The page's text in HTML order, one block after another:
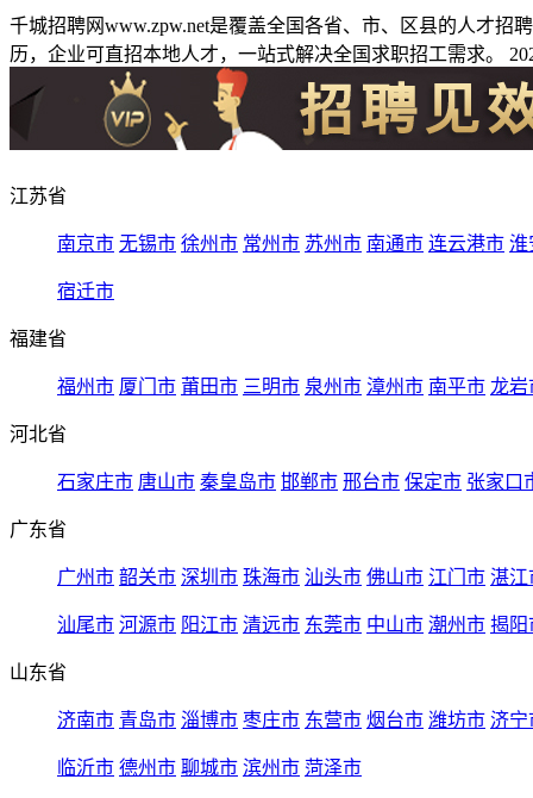
千城招聘网www.zpw.net是覆盖全国各省、市、区县的人才
历，企业可直招本地人才，一站式解决全国求职招工需求。
江苏省
南京市 无锡市 徐州市 常州市 苏州市 南通市 连云港市 淮
宿迁市
福建省
福州市 厦门市 莆田市 三明市 泉州市 漳州市 南平市 龙岩
河北省
石家庄市 唐山市 秦皇岛市 邯郸市 邢台市 保定市 张家口
广东省
广州市 韶关市 深圳市 珠海市 汕头市 佛山市 江门市 湛江
汕尾市 河源市 阳江市 清远市 东莞市 中山市 潮州市 揭阳
山东省
济南市 青岛市 淄博市 枣庄市 东营市 烟台市 潍坊市 济宁
临沂市 德州市 聊城市 滨州市 菏泽市